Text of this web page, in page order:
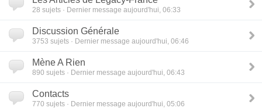
28 sujets · Dernier message aujourd'hui, 06:33
Discussion Générale
3753 sujets · Dernier message aujourd'hui, 06:46
Mène A Rien
890 sujets · Dernier message aujourd'hui, 06:43
Contacts
770 sujets · Dernier message aujourd'hui, 05:06